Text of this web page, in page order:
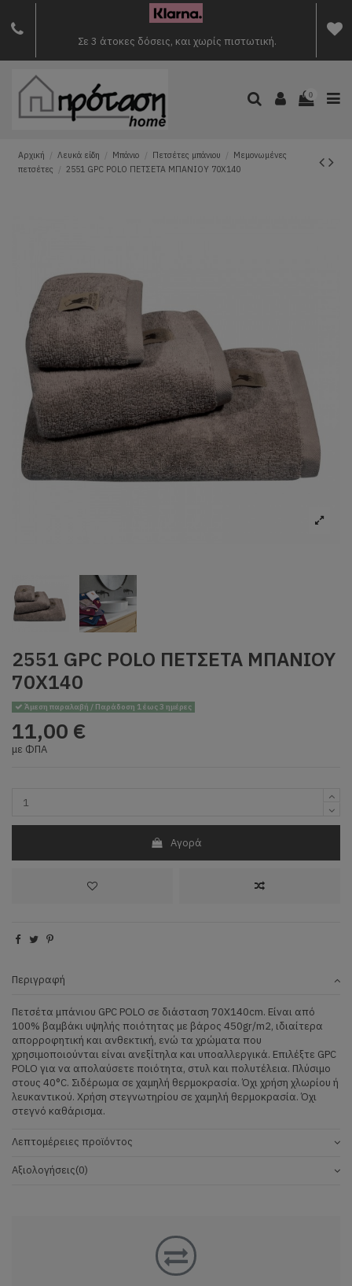
Σε 3 άτοκες δόσεις, και χωρίς πιστωτική.
0
Αρχική Λευκά είδη Μπάνιο Πετσέτες μπάνιου
Μεμονωμένες
πετσέτες
2551 GPC POLO ΠΕΤΣΕΤΑ ΜΠΑΝΙΟΥ 70Χ140
2551 GPC POLO ΠΕΤΣΕΤΑ ΜΠΑΝΙΟΥ
70Χ140
Άμεση παραλαβή / Παράδοση 1 έως 3 ημέρες
11,00 €
με ΦΠΑ
Αγορά
Περιγραφή
Πετσέτα μπάνιου GPC POLO σε διάσταση 70Χ140cm. Είναι από
100% βαμβάκι υψηλής ποιότητας με βάρος 450gr/m2, ιδιαίτερα
απορροφητική και ανθεκτική, ενώ τα χρώματα που
χρησιμοποιούνται είναι ανεξίτηλα και υποαλλεργικά. Επιλέξτε GPC
POLO για να απολαύσετε ποιότητα, στυλ και πολυτέλεια. Πλύσιμο
στους 40°C. Σιδέρωμα σε χαμηλή θερμοκρασία. Όχι χρήση χλωρίου ή
λευκαντικού. Χρήση στεγνωτηρίου σε χαμηλή θερμοκρασία. Όχι
στεγνό καθάρισμα.
Λεπτομέρειες προϊόντος
Αξιολογήσεις(0)